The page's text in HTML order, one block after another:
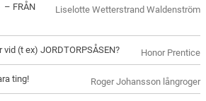
Liselotte Wetterstrand Waldenström
– FRÅN
Honor Prentice
(t ex) JORDTORPSÅSEN?
Roger Johansson långroger
ting!